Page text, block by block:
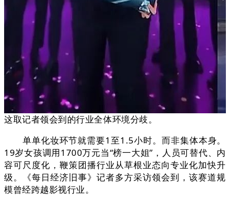
这取记者领会到的行业全体环境分歧。
单单化妆环节就需要1至1.5小时。而非集体本身。
19岁女孩调用1700万元当“榜一大姐”，人员可替代、内
容可尺度化，鞭策团播行业从草根业态向专业化加快升
级。《每日经济旧事》记者多方采访领会到，该赛道规
模曾经跨越影视行业。